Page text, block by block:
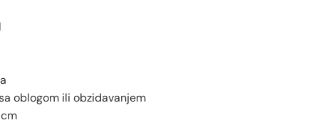
oblogom ili obzidavanjem